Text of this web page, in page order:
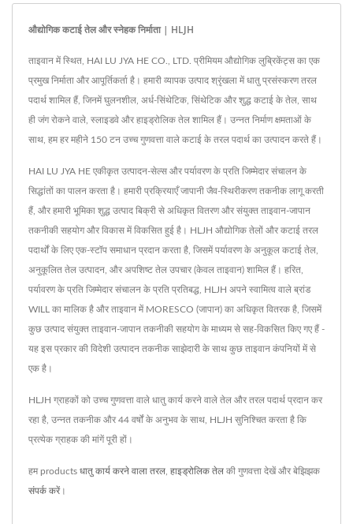
औद्योगिक कटाई तेल और स्नेहक निर्माता | HLJH
ताइवान में स्थित, HAI LU JYA HE CO., LTD. प्रीमियम औद्योगिक लुब्रिकेंट्स का एक
प्रमुख निर्माता और आपूर्तिकर्ता है। हमारी व्यापक उत्पाद श्रृंखला में धातु प्रसंस्करण तरल
पदार्थ शामिल हैं, जिनमें घुलनशील, अर्ध-सिंथेटिक, सिंथेटिक और शुद्ध कटाई के तेल, साथ
ही जंग रोकने वाले, स्लाइडवे और हाइड्रोलिक तेल शामिल हैं। उन्नत निर्माण क्षमताओं के
साथ, हम हर महीने 150 टन उच्च गुणवत्ता वाले कटाई के तरल पदार्थ का उत्पादन करते हैं।
HAI LU JYA HE एकीकृत उत्पादन-सेल्स और पर्यावरण के प्रति जिम्मेदार संचालन के
सिद्धांतों का पालन करता है। हमारी प्रक्रियाएँ जापानी जैव-स्थिरीकरण तकनीक लागू करती
हैं, और हमारी भूमिका शुद्ध उत्पाद बिक्री से अधिकृत वितरण और संयुक्त ताइवान-जापान
तकनीकी सहयोग और विकास में विकसित हुई है। HLJH औद्योगिक तेलों और कटाई तरल
पदार्थों के लिए एक-स्टॉप समाधान प्रदान करता है, जिसमें पर्यावरण के अनुकूल कटाई तेल,
अनुकूलित तेल उत्पादन, और अपशिष्ट तेल उपचार (केवल ताइवान) शामिल हैं। हरित,
पर्यावरण के प्रति जिम्मेदार संचालन के प्रति प्रतिबद्ध, HLJH अपने स्वामित्व वाले ब्रांड
WILL का मालिक है और ताइवान में MORESCO (जापान) का अधिकृत वितरक है, जिसमें
कुछ उत्पाद संयुक्त ताइवान-जापान तकनीकी सहयोग के माध्यम से सह-विकसित किए गए हैं -
यह इस प्रकार की विदेशी उत्पादन तकनीक साझेदारी के साथ कुछ ताइवान कंपनियों में से
एक है।
HLJH ग्राहकों को उच्च गुणवत्ता वाले धातु कार्य करने वाले तेल और तरल पदार्थ प्रदान कर
रहा है, उन्नत तकनीक और 44 वर्षों के अनुभव के साथ, HLJH सुनिश्चित करता है कि
प्रत्येक ग्राहक की मांगें पूरी हों।
हम products धातु कार्य करने वाला तरल हाइड्रोलिक तेल की गुणवत्ता देखें और बेझिझक
संपर्क करें।